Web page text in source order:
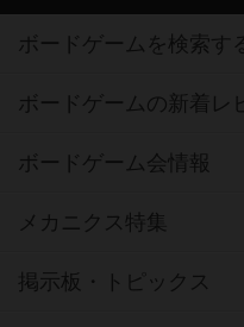
ボードゲームを検索す
ボードゲームの新着レ
ボードゲーム会情報
メカニクス特集
掲示板・トピックス